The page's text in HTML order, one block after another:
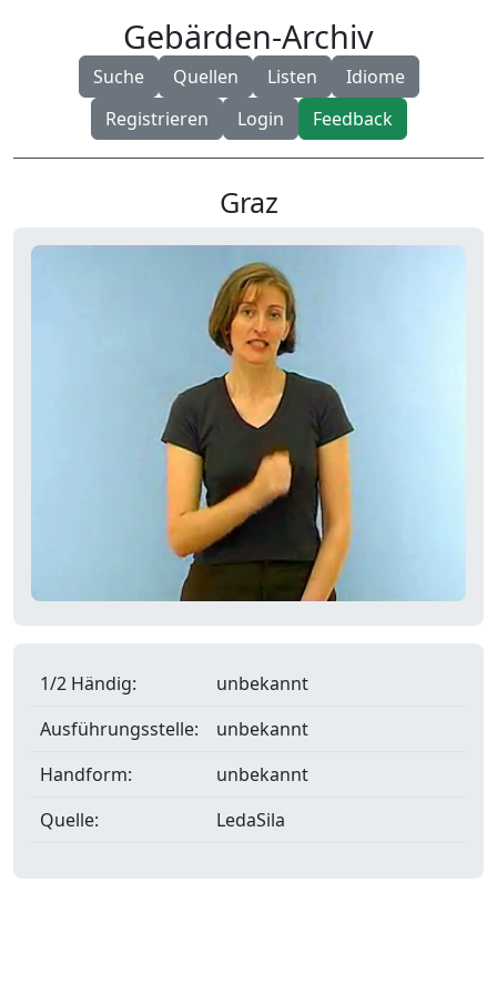
Gebärden-Archiv
Suche Quellen Listen
Idiome
Registrieren
Login Feedback
Graz
1/2 Händig:
unbekannt
Ausführungsstelle:
unbekannt
Handform:
unbekannt
Quelle:
LedaSila